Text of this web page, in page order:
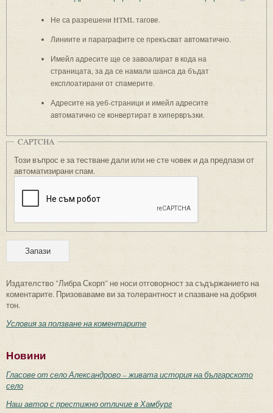
Не са разрешени HTML тагове.
Линиите и параграфите се прекъсват автоматично.
Имейл адресите ще се завоалират в кода на
страницата, за да се намали шанса да бъдат
експлоатирани от спамерите.
Адресите на уеб-страници и имейл адресите
автоматично се конвертират в хипервръзки.
CAPTCHA
Този въпрос е за тестване дали или не сте човек и да предпази от
автоматизирани спам.
Издателство "Либра Скорп" не носи отговорност за съдържанието на
коментарите. Призоваваме ви за толерантност и спазване на добрия
тон.
Условия за ползване на коментарите
Новини
Гласове от село Александрово – живата история на българското
село
Наш автор с престижно отличие в Хамбург